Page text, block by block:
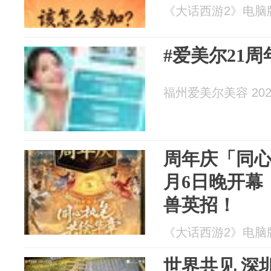
《大话西游2》电
#爱美尔21周
福州爱美尔美容
周年庆「同
月6日晚开
兽英招！
《大话西游2》电
世界共见 深